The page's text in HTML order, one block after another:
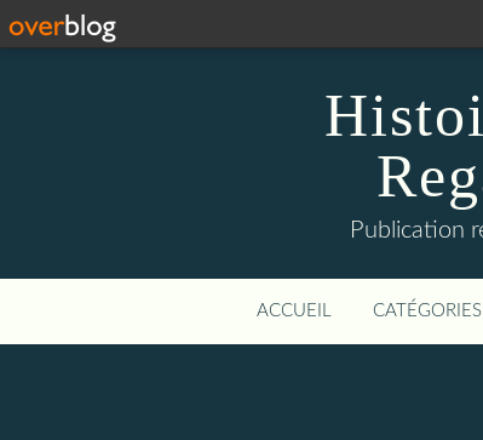
Publication
ACCUEIL CATÉGORIES